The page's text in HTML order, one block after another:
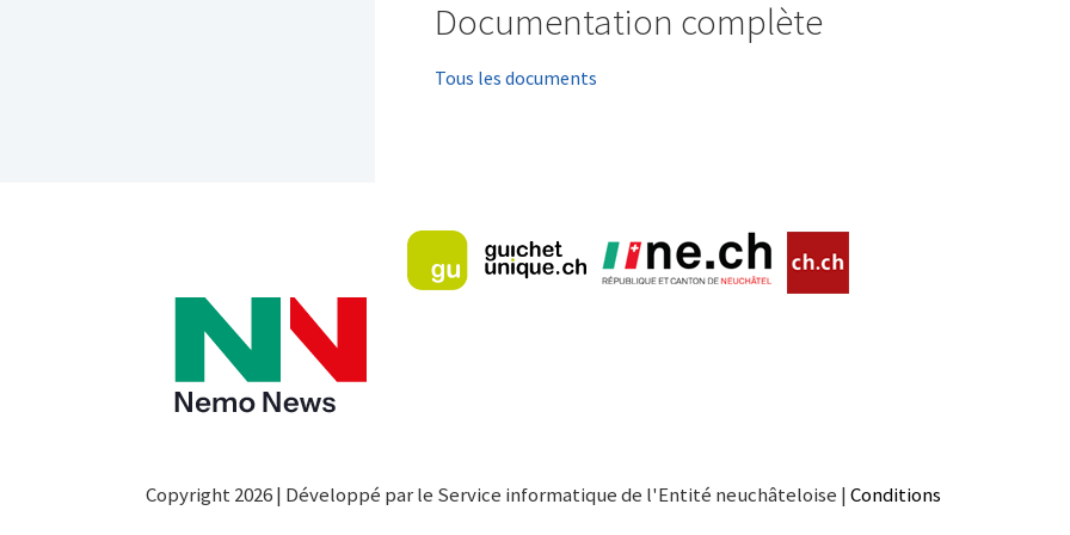
Documentation complète
Tous les documents
Copyright 2026 | Développé par le Service informatique de l'Entité neuchâteloise |Conditions